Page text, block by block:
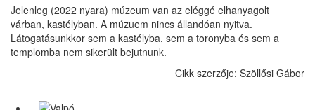
Jelenleg (2022 nyara) múzeum van az eléggé elhanyagolt
várban, kastélyban. A múzuem nincs állandóan nyitva.
Látogatásunkkor sem a kastélyba, sem a toronyba és sem a
templomba nem sikerült bejutnunk.
Cikk szerzője: Szöllősi Gábor